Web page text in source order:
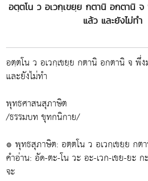
อตฺตโน ว อเวกฺเขยฺย กตานิ อกตานิ
แล้ว และยังไม่ทำ
อตฺตโน ว อเวกฺเขยฺย กตานิ อกตานิ จ พึ่
และยังไม่ทำ
พุทธศาสนสุภาษิต
/ธรรมบท ขุทกนิกาย/
๏ พุทธสุภาษิต: อตฺตโน ว อเวกฺเขยฺย กต
คำอ่าน: อัด-ตะ-โน วะ อะ-เวก-เขย-ยะ
จะ